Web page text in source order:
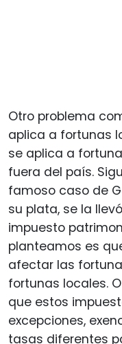
Otro problema
aplica a fortunas
se aplica a
fuera del país.
famoso caso de
su plata, se la
impuesto
planteamos es
afectar las
fortunas locales.
que estos
excepciones,
tasas diferentes